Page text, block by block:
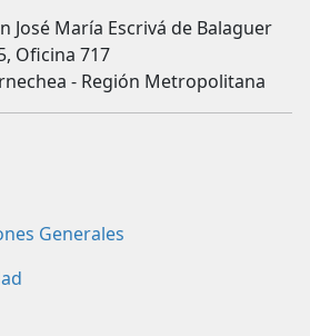
José María Escrivá de Balaguer
Oficina 717
- Región Metropolitana
Generales